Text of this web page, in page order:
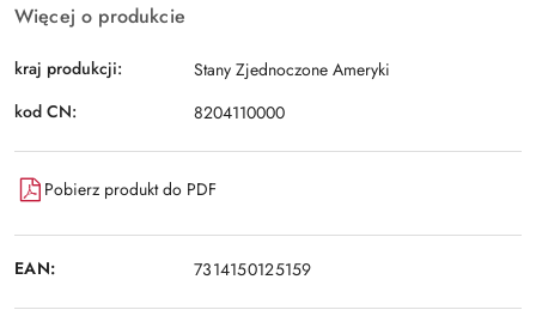
Więcej o produkcie
kraj produkcji:
Stany Zjednoczone Ameryki
kod CN:
8204110000
Pobierz produkt do PDF
EAN: 7314150125159